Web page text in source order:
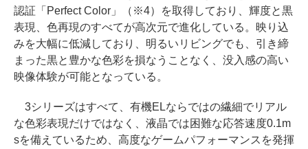
認証「Perfect Color」（※4）を取得しており、輝度と黒
表現、色再現のすべてが高次元で進化している。映り込
みを大幅に低減しており、明るいリビングでも、引き締
まった黒と豊かな色彩を損なうことなく、没入感の高い
映像体験が可能となっている。
3シリーズはすべて、有機ELならではの繊細でリアル
な色彩表現だけではなく、液晶では困難な応答速度0.1m
sを備えているため、高度なゲームパフォーマンスを発揮